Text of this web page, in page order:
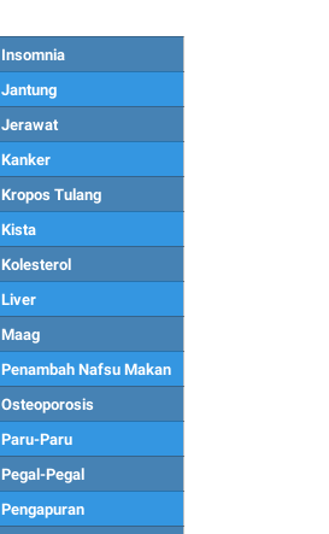
Insomnia
Jantung
Jerawat
Kanker
Kropos Tulang
Kista
Kolesterol
Liver
Maag
Penambah Nafsu Makan
Osteoporosis
Paru-Paru
Pegal-Pegal
Pengapuran